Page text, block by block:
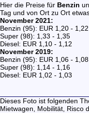
Hier die Preise für Benzin
Tag und von Ort zu Ort
November 2021:
Benzin (95): EUR 1,20 - 1,22
Super (98): 1,33 - 1,35
Diesel: EUR 1,10 - 1,12
November 2019:
Benzin (95): EUR 1,06 - 1,08
Super (98): 1,14 - 1,16
Diesel: EUR 1,02 - 1,03
Dieses Foto ist folgenden
Mietwagen,
Mobilität, Risco